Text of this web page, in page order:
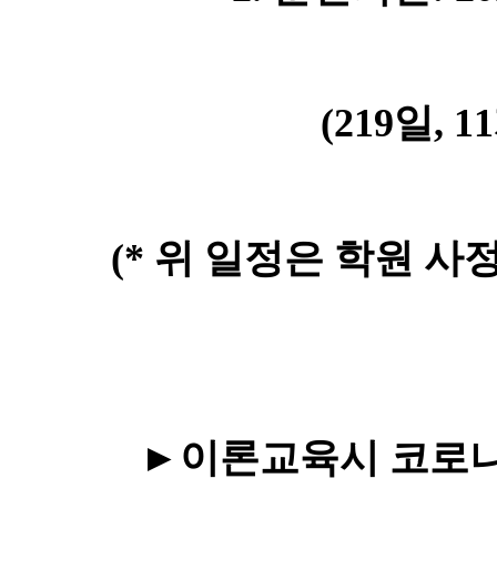
(219일, 11
(* 위 일정은 학원 사
► 이론교육시 코로